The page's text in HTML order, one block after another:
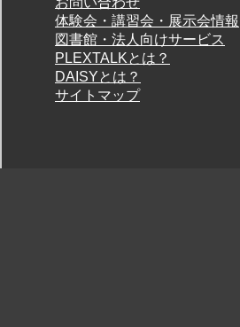
体験会・講習会・展示会情報
図書館・法人向けサービス
PLEXTALKとは？
DAISYとは？
サイトマップ